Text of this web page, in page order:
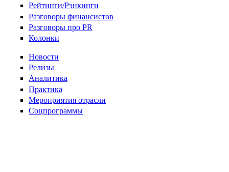
Рейтинги/Рэнкинги
Разговоры финансистов
Разговоры про PR
Колонки
Новости
Релизы
Аналитика
Практика
Мероприятия отрасли
Соцпрограммы